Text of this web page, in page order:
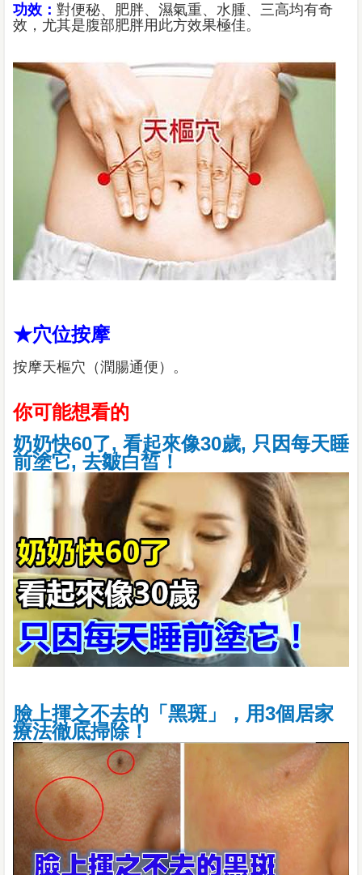
功效： 對便秘、肥胖、濕氣重、水腫、三高均有奇
效，尤其是腹部肥胖用此方效果極佳。
★穴位按摩
按摩天樞穴（潤腸通便）。
你可能想看的
奶奶快60了, 看起來像30歲, 只因每天睡
前塗它, 去皺白皙！
臉上揮之不去的「黑斑」，用3個居家
療法徹底掃除！